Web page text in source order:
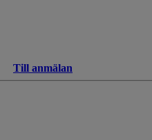
Till anmälan